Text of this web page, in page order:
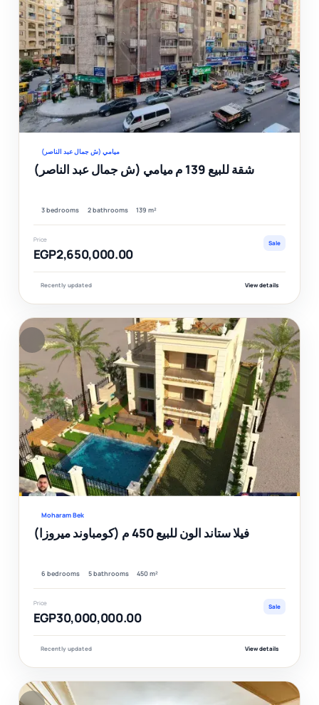
ميامي (ش جمال عبد الناصر)
شقة للبيع 139 م ميامي (ش جمال عبد الناصر)
3 bedrooms 2 bathrooms 139 m²
Price
EGP2,650,000.00
Sale
Recently updated View details
Moharam Bek
فيلا ستاند الون للبيع 450 م (كومباوند ميروزا)
6 bedrooms 5 bathrooms 450 m²
Price
EGP30,000,000.00
Sale
Recently updated View details